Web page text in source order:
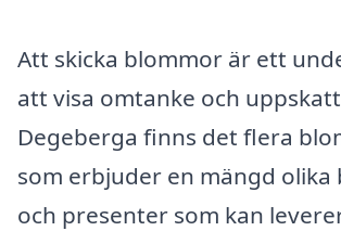
Att skicka blommor är ett
att visa omtanke och
Degeberga finns det flera
som erbjuder en mängd
och presenter som kan